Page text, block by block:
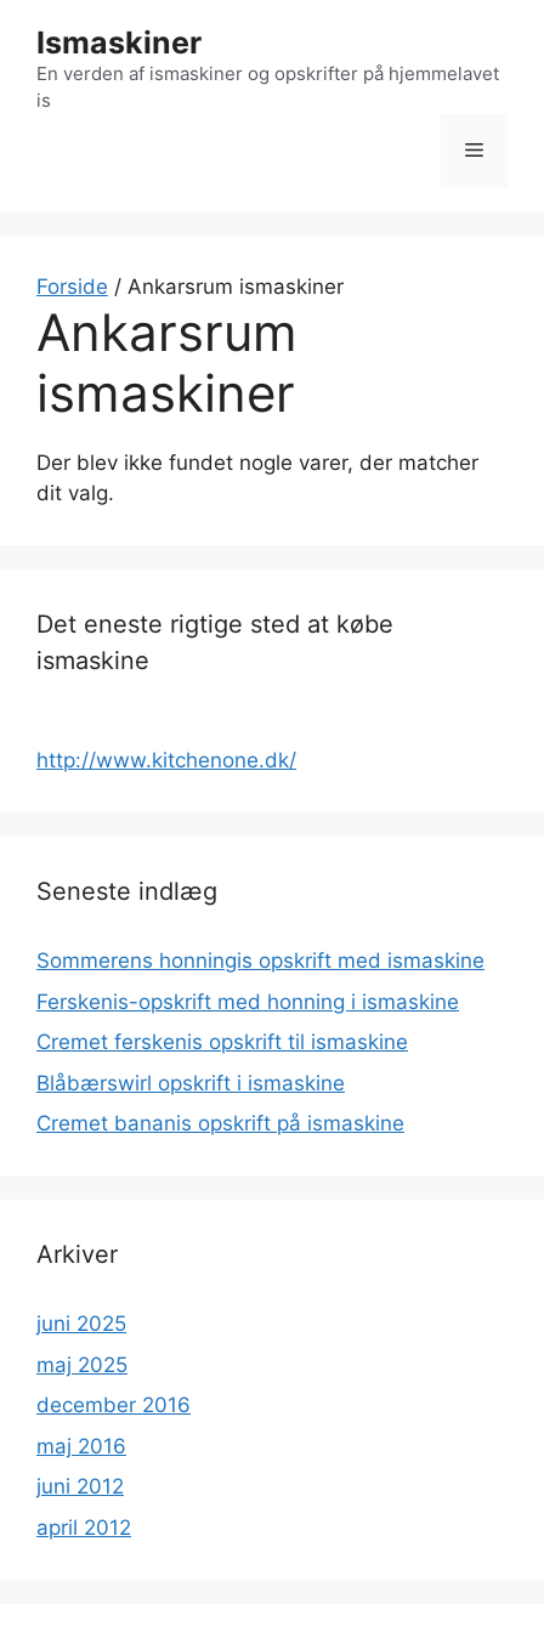
indhold
Ismaskiner
En verden af ismaskiner og opskrifter på hjemmelavet
is
Menu
Forside / Ankarsrum ismaskiner
Ankarsrum
ismaskiner
Der blev ikke fundet nogle varer, der matcher
dit valg.
Det eneste rigtige sted at købe
ismaskine
http://www.kitchenone.dk/
Seneste indlæg
Sommerens honningis opskrift med ismaskine
Ferskenis-opskrift med honning i ismaskine
Cremet ferskenis opskrift til ismaskine
Blåbærswirl opskrift i ismaskine
Cremet bananis opskrift på ismaskine
Arkiver
juni 2025
maj 2025
december 2016
maj 2016
juni 2012
april 2012